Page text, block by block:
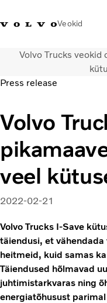
Veokid
+372 671
Volvo
Service
Veokid
Teenused
KONTAKTID &
Meist
Kampaaniad
Volvo Trucks veokid
Press release
Volvo
veel
2022-02-21
Volvo Trucks I-Save
täiendusi, et
heitmeid, kuid samas
Täiendused hõlmavad
juhtimistarkvaras ning
energiatõhusust